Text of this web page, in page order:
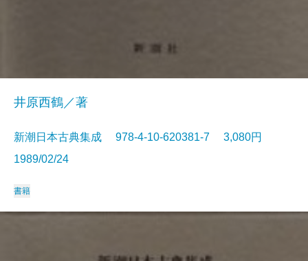
井原西鶴／著
新潮日本古典集成 978-4-10-620381-7 3,080円
1989/02/24
書籍